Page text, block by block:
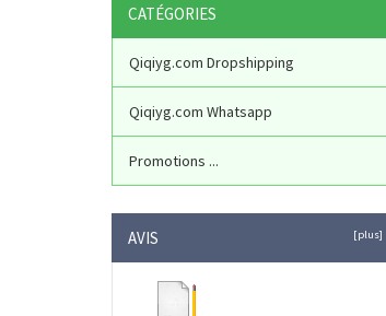
CATÉGORIES
Qiqiyg.com Dropshipping
Qiqiyg.com Whatsapp
Promotions ...
AVIS [plus]